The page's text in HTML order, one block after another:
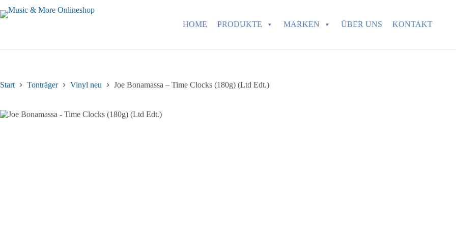
Inhalt
HOME PRODUKTE MARKEN ÜBER UNS KONTAKT
Start Tonträger Vinyl neu Joe Bonamassa – Time Clocks (180g) (Ltd Edt.)